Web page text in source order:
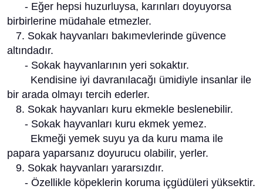
- Eğer hepsi huzurluysa, karınları doyuyorsa
birbirlerine müdahale etmezler.
7. Sokak hayvanları bakımevlerinde güvence
altındadır.
- Sokak hayvanlarının yeri sokaktır.
Kendisine iyi davranılacağı ümidiyle insanlar ile
bir arada olmayı tercih ederler.
8. Sokak hayvanları kuru ekmekle beslenebilir.
- Sokak hayvanları kuru ekmek yemez.
Ekmeği yemek suyu ya da kuru mama ile
papara yaparsanız doyurucu olabilir, yerler.
9. Sokak hayvanları yararsızdır.
- Özellikle köpeklerin koruma içgüdüleri yüksektir.